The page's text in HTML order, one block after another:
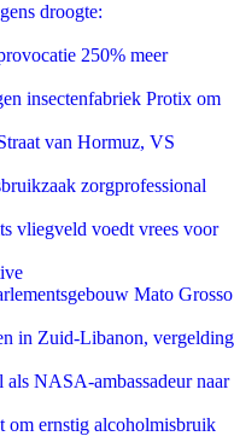
droogte:
250% meer
insectenfabriek Protix om
van Hormuz, VS
zorgprofessional
vliegveld voedt vrees voor
Mato Grosso
in Zuid-Libanon, vergelding
NASA-ambassadeur naar
om ernstig alcoholmisbruik